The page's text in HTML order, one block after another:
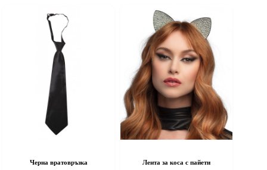
Черна вратовръзка Лента за коса с пайети